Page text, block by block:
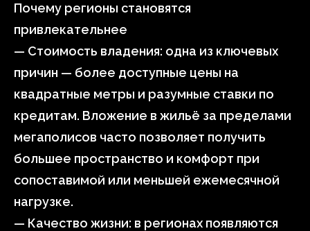
Почему регионы становятся
привлекательнее
— Стоимость владения: одна из ключевых
причин — более доступные цены на
квадратные метры и разумные ставки по
кредитам. Вложение в жильё за пределами
мегаполисов часто позволяет получить
большее пространство и комфорт при
сопоставимой или меньшей ежемесячной
нагрузке.
— Качество жизни: в регионах появляются